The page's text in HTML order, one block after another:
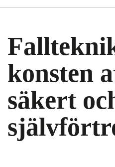
konsten
säkert